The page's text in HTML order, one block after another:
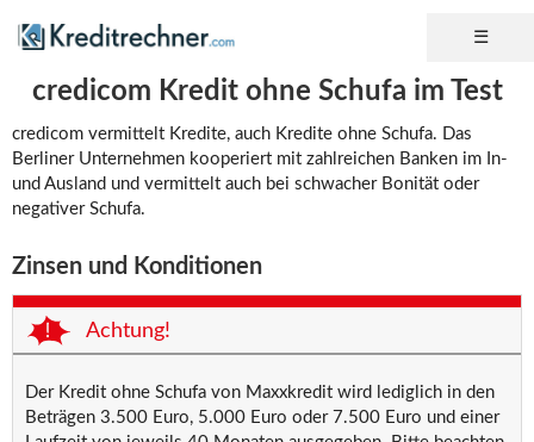
credicom Kredit ohne Schufa im Test
credicom vermittelt Kredite, auch Kredite ohne Schufa. Das
Berliner Unternehmen kooperiert mit zahlreichen Banken im In-
und Ausland und vermittelt auch bei schwacher Bonität oder
negativer Schufa.
Zinsen und Konditionen
Achtung!
Der Kredit ohne Schufa von Maxxkredit wird lediglich in den
Beträgen 3.500 Euro, 5.000 Euro oder 7.500 Euro und einer